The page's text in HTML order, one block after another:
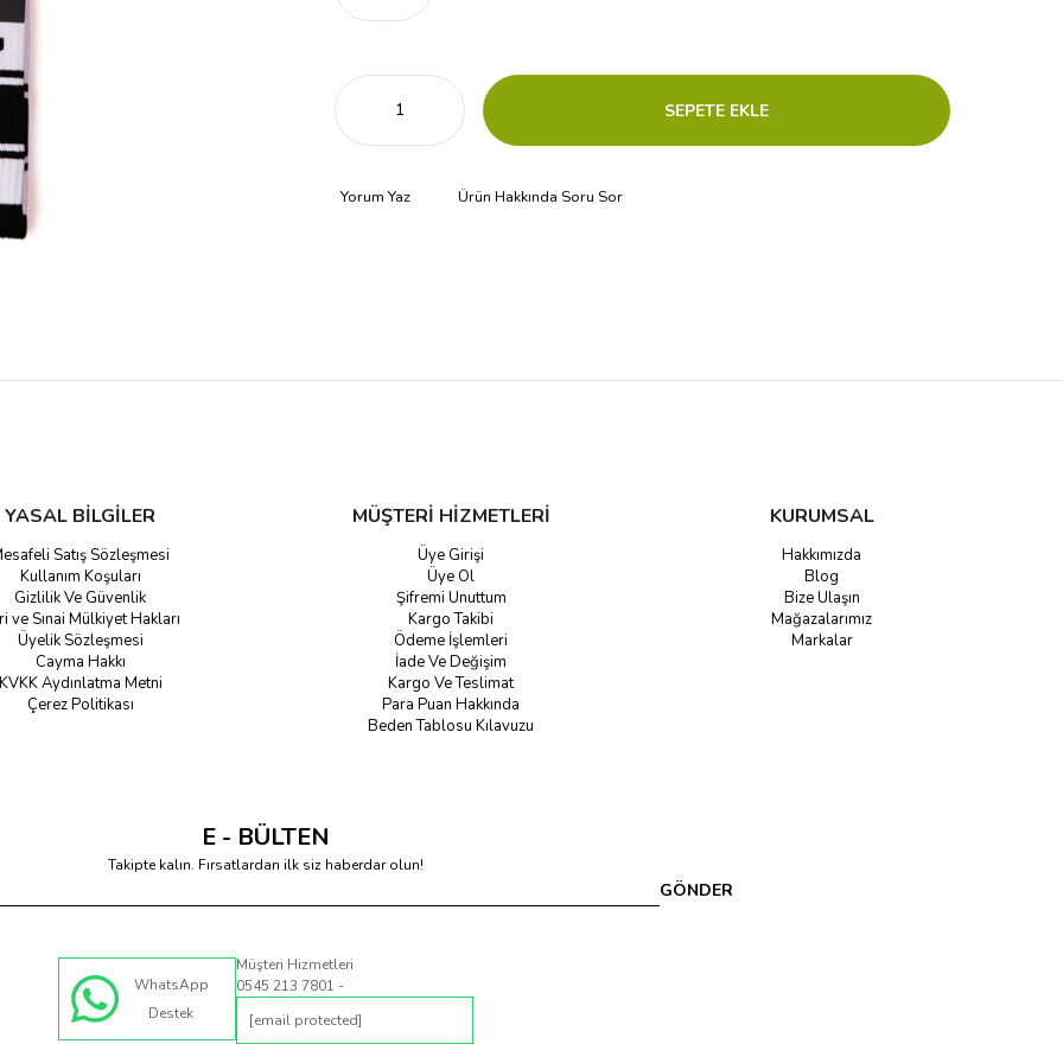
Yorum Yaz Ürün Hakkında Soru Sor
YASAL BİLGİLER
Satış Sözleşmesi
Kullanım Koşuları
Gizlilik Ve Güvenlik
ve Sınai Mülkiyet Hakları
Üyelik Sözleşmesi
Cayma Hakkı
Aydınlatma Metni
Çerez Politikası
MÜŞTERİ HİZMETLERİ
Üye Girişi
Üye Ol
Şifremi Unuttum
Kargo Takibi
Ödeme İşlemleri
İade Ve Değişim
Kargo Ve Teslimat
Para Puan Hakkında
Beden Tablosu Kılavuzu
KURUMSAL
Hakkımızda
Blog
Bize Ulaşın
Mağazalarımız
Markalar
E - BÜLTEN
Takipte kalın. Fırsatlardan ilk siz haberdar olun!
GÖNDER
WhatsApp
Destek
Müşteri Hizmetleri
0545 213 7801 -
[email protected]